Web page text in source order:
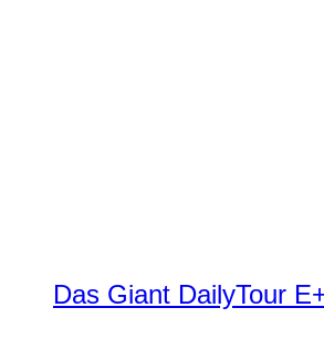
Das Giant DailyTour